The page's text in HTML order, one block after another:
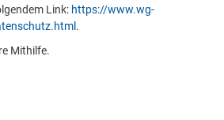
Link: https://www.wg-
.
Mithilfe.